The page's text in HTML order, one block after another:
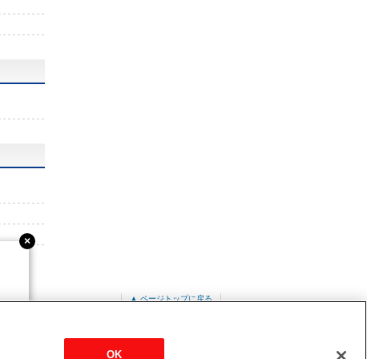
▲ ページトップに戻る
PUZ-ERMP224KA3
OK